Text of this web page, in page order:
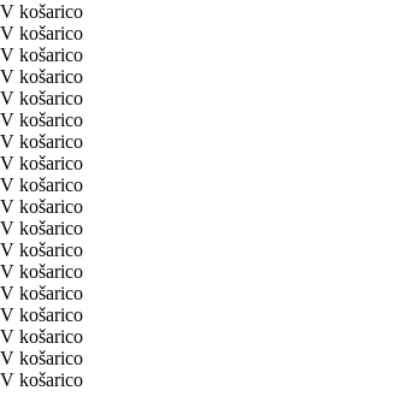
V košarico
V košarico
V košarico
V košarico
V košarico
V košarico
V košarico
V košarico
V košarico
V košarico
V košarico
V košarico
V košarico
V košarico
V košarico
V košarico
V košarico
V košarico